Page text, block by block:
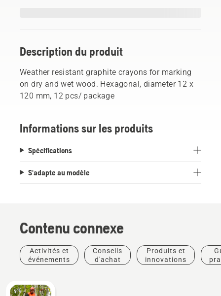
Description du produit
Weather resistant graphite crayons for marking
on dry and wet wood. Hexagonal, diameter 12 x
120 mm, 12 pcs/ package
Informations sur les produits
Spécifications
S'adapte au modèle
Contenu connexe
Activités et
événements
Conseils
d'achat
Produits et
innovations